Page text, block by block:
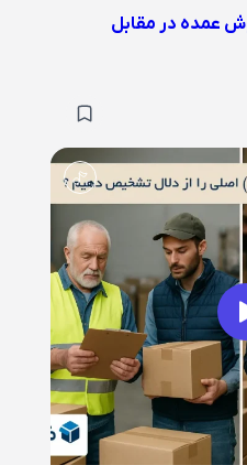
عمده در مقابل